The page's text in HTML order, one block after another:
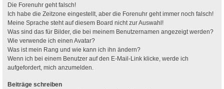
Die Forenuhr geht falsch!
Ich habe die Zeitzone eingestellt, aber die Forenuhr geht immer noch falsch!
Meine Sprache steht auf diesem Board nicht zur Auswahl!
Was sind das für Bilder, die bei meinem Benutzernamen angezeigt werden?
Wie verwende ich einen Avatar?
Was ist mein Rang und wie kann ich ihn ändern?
Wenn ich bei einem Benutzer auf den E-Mail-Link klicke, werde ich
aufgefordert, mich anzumelden.
Beiträge schreiben